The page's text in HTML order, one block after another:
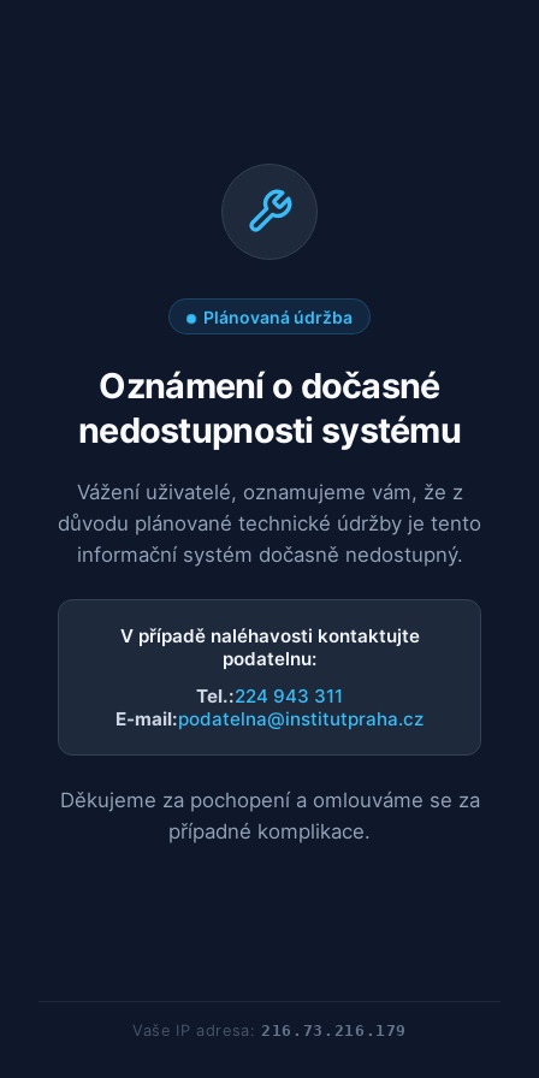
Plánovaná údržba
Oznámení o dočasné
nedostupnosti systému
Vážení uživatelé, oznamujeme vám, že z
důvodu plánované technické údržby je tento
informační systém dočasně nedostupný.
V případě naléhavosti kontaktujte
podatelnu:
Tel.:224 943 311
E-mail:podatelna@institutpraha.cz
Děkujeme za pochopení a omlouváme se za
případné komplikace.
Vaše IP adresa:216.73.216.179